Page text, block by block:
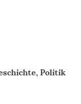
Politik